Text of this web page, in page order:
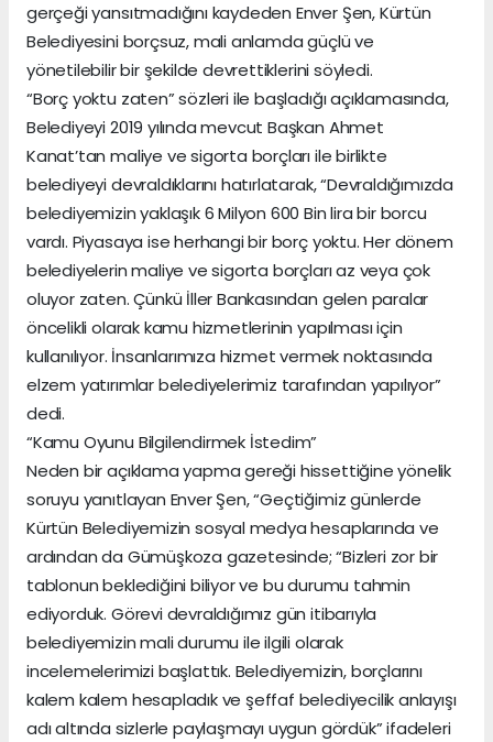
gerçeği yansıtmadığını kaydeden Enver Şen, Kürtün
Belediyesini borçsuz, mali anlamda güçlü ve
yönetilebilir bir şekilde devrettiklerini söyledi.
“Borç yoktu zaten” sözleri ile başladığı açıklamasında,
Belediyeyi 2019 yılında mevcut Başkan Ahmet
Kanat’tan maliye ve sigorta borçları ile birlikte
belediyeyi devraldıklarını hatırlatarak, “Devraldığımızda
belediyemizin yaklaşık 6 Milyon 600 Bin lira bir borcu
vardı. Piyasaya ise herhangi bir borç yoktu. Her dönem
belediyelerin maliye ve sigorta borçları az veya çok
oluyor zaten. Çünkü İller Bankasından gelen paralar
öncelikli olarak kamu hizmetlerinin yapılması için
kullanılıyor. İnsanlarımıza hizmet vermek noktasında
elzem yatırımlar belediyelerimiz tarafından yapılıyor”
dedi.
“Kamu Oyunu Bilgilendirmek İstedim”
Neden bir açıklama yapma gereği hissettiğine yönelik
soruyu yanıtlayan Enver Şen, “Geçtiğimiz günlerde
Kürtün Belediyemizin sosyal medya hesaplarında ve
ardından da Gümüşkoza gazetesinde; “Bizleri zor bir
tablonun beklediğini biliyor ve bu durumu tahmin
ediyorduk. Görevi devraldığımız gün itibarıyla
belediyemizin mali durumu ile ilgili olarak
incelemelerimizi başlattık. Belediyemizin, borçlarını
kalem kalem hesapladık ve şeffaf belediyecilik anlayışı
adı altında sizlerle paylaşmayı uygun gördük” ifadeleri